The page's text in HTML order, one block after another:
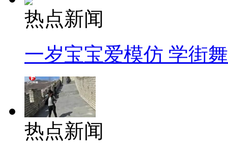
热点新闻
一岁宝宝爱模仿 学街
热点新闻